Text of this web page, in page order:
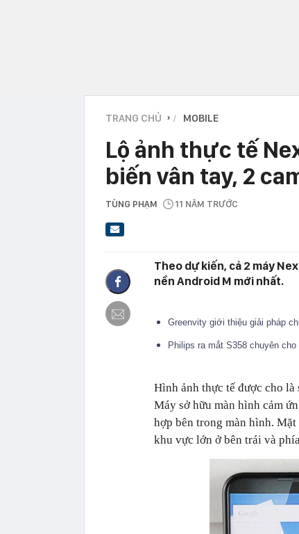
TRANG CHỦ › MOBILE
Lộ ảnh thực tế
biến vân tay, 2
TÙNG PHẠM 11 NĂM TRƯỚC
Theo dự kiến, cả 2 máy
nền Android M mới nhất.
Greenvity giới thiệu giải pháp
Philips ra mắt S358 chuyên
Hình ảnh thực tế được cho là
Máy sở hữu màn hình cảm
hợp bên trong màn hình.
khu vực lớn ở bên trái và